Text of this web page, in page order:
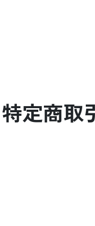
特定商取